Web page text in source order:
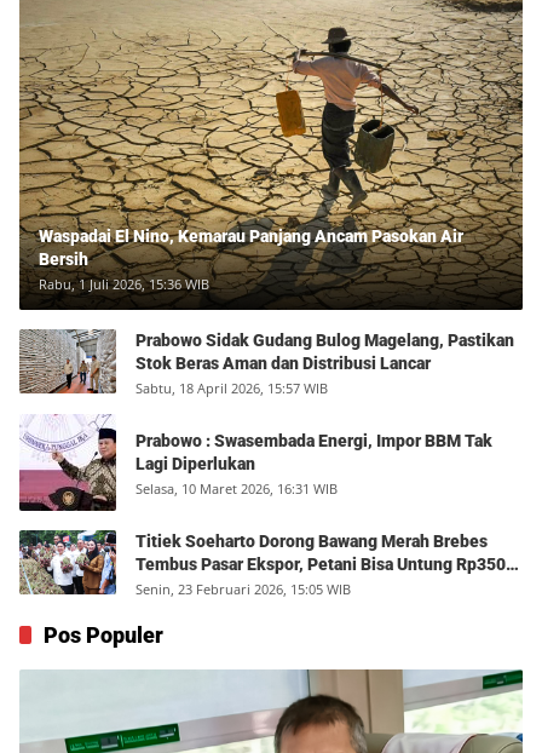
Waspadai El Nino, Kemarau Panjang Ancam Pasokan Air
Bersih
Rabu, 1 Juli 2026, 15:36 WIB
Prabowo Sidak Gudang Bulog Magelang, Pastikan
Stok Beras Aman dan Distribusi Lancar
Sabtu, 18 April 2026, 15:57 WIB
Prabowo : Swasembada Energi, Impor BBM Tak
Lagi Diperlukan
Selasa, 10 Maret 2026, 16:31 WIB
Titiek Soeharto Dorong Bawang Merah Brebes
Tembus Pasar Ekspor, Petani Bisa Untung Rp350
Juta per Hektare
Senin, 23 Februari 2026, 15:05 WIB
Pos Populer